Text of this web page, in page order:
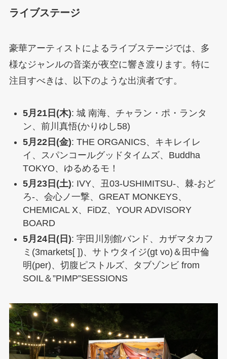
ライブステージ
豪華アーティストによるライブステージでは、多
様なジャンルの音楽が夜空に響き渡ります。特に
注目すべきは、以下のような出演者です。
5月21日(木): 城 南海、チャラン・ポ・ランタ
ン、前川真悟(かりゆし58)
5月22日(金): THE ORGANICS、キキレイレ
イ、スパンコールグッドタイムズ、Buddha
TOKYO、ゆるめるモ！
5月23日(土): IVY、丑03-USHIMITSU-、棘-おど
ろ-、会心ノ一撃、GREAT MONKEYS、
CHEMICAL X、FiDZ、YOUR ADVISORY
BOARD
5月24日(日): 宇田川別館バンド、カザマタカフ
ミ(3markets[ ])、サトウタイジ(gt vo)＆田中倫
明(per)、切腹ピストルズ、タブゾンビ from
SOIL＆”PIMP”SESSIONS